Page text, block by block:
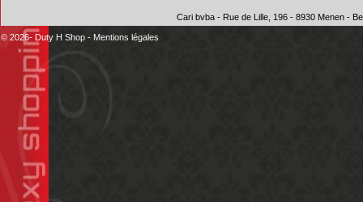
Cari bvba - Rue de Lille, 196 - 8930 Menen -
© 2026- Duty H Shop - Mentions légales